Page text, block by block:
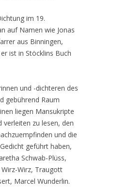
im 19.
auf Namen wie Jonas
aus Binningen,
ist in Stöcklins Buch
und -dichteren des
gebührend Raum
liegen Mansukripte
verleiten zu lesen, den
und die
geführt haben,
Schwab-Plüss,
Wirz-Wirz, Traugott
Marcel Wunderlin.